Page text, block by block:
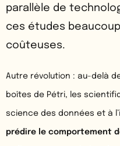
parallèle de
ces études
coûteuses.
Autre révolution : au-delà
boîtes de Pétri, les
science des données et à
prédire le comportement